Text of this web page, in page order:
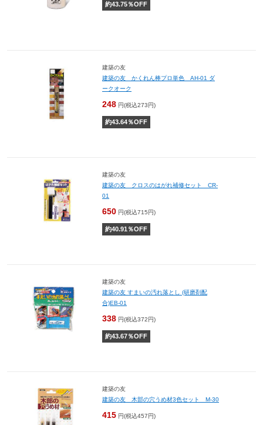
約43.75％OFF
建築の友
建築の友 かくれん棒プロ単色 AH-01 ダ
ークオーク
248 円(税込273円)
約43.64％OFF
建築の友
建築の友 クロスのはがれ補修セット CR-
01
650 円(税込715円)
約40.91 ％OFF
建築の友
建築の友 すまいの汚れ落とし (研磨剤配
合)EB-01
338 円(税込372円)
約43.67％OFF
建築の友
建築の友 木部の穴うめ材3色セット M-30
415 円(税込457円)